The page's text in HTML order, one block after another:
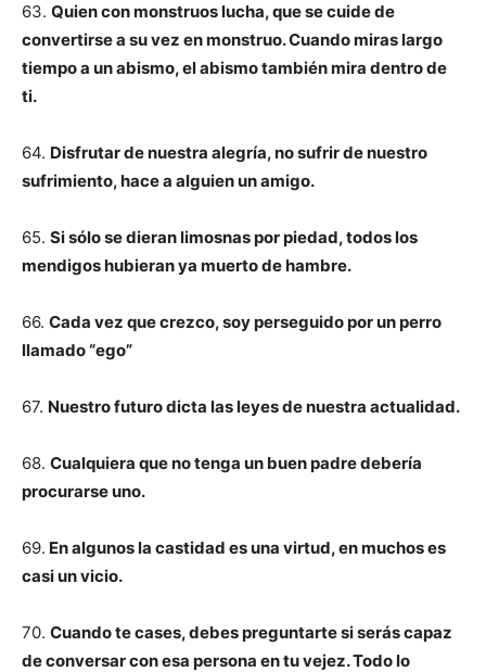
63. Quien con monstruos lucha, que se cuide de
convertirse a su vez en monstruo. Cuando miras largo
tiempo a un abismo, el abismo también mira dentro de
ti.
64. Disfrutar de nuestra alegría, no sufrir de nuestro
sufrimiento, hace a alguien un amigo.
65. Si sólo se dieran limosnas por piedad, todos los
mendigos hubieran ya muerto de hambre.
66. Cada vez que crezco, soy perseguido por un perro
llamado “ego”
67. Nuestro futuro dicta las leyes de nuestra actualidad.
68. Cualquiera que no tenga un buen padre debería
procurarse uno.
69. En algunos la castidad es una virtud, en muchos es
casi un vicio.
70. Cuando te cases, debes preguntarte si serás capaz
de conversar con esa persona en tu vejez. Todo lo